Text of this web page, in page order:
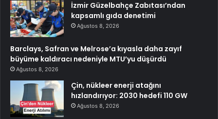
İzmir Güzelbahçe Zabıtası’ndan
kapsamlı gıda denetimi
Ağustos 8, 2026
Barclays, Safran ve Melrose’a kıyasla daha zayıf
büyüme kaldıracı nedeniyle MTU’yu düşürdü
Ağustos 8, 2026
Çin, nükleer enerji atağını
hızlandırıyor: 2030 hedefi 110 GW
Ağustos 8, 2026